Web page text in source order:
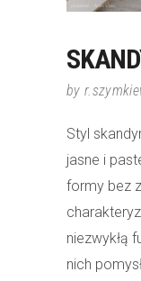
by
Styl
jasne i
formy bez
niezwykłą
nich